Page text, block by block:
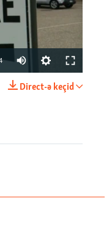
available
Direct-ə keçid